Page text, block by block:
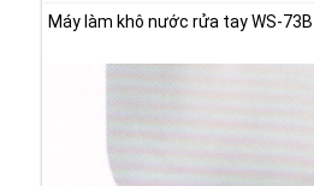
Máy làm khô nước rửa tay WS-73B